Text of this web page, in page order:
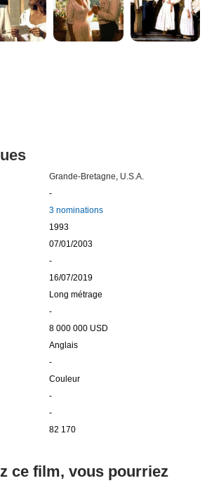
Grande-Bretagne, U.S.A.
-
3 nominations
1993
07/01/2003
-
16/07/2019
Long métrage
-
8 000 000 USD
Anglais
-
Couleur
-
-
82 170
ce film, vous pourriez